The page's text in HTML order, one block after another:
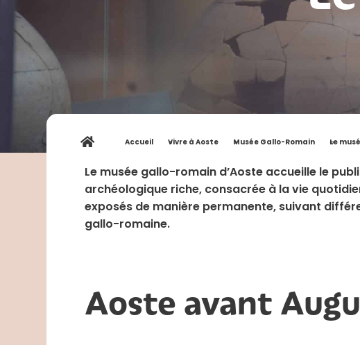
Accueil »
Vivre à Aoste »
Musée Gallo-Romain »
Le
Le musée gallo-romain d’Aoste accueille le
archéologique riche, consacrée à la vie
exposés de manière permanente, suivant
gallo-romaine.
Aoste avant